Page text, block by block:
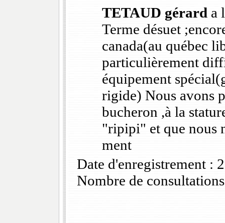
TETAUD gérard a
Terme désuet
canada(au québec
particulièrement
équipement
rigide) Nous avons
bucheron ,à la
"ripipi" et que nous
ment
Date d'enregistrement :
Nombre de